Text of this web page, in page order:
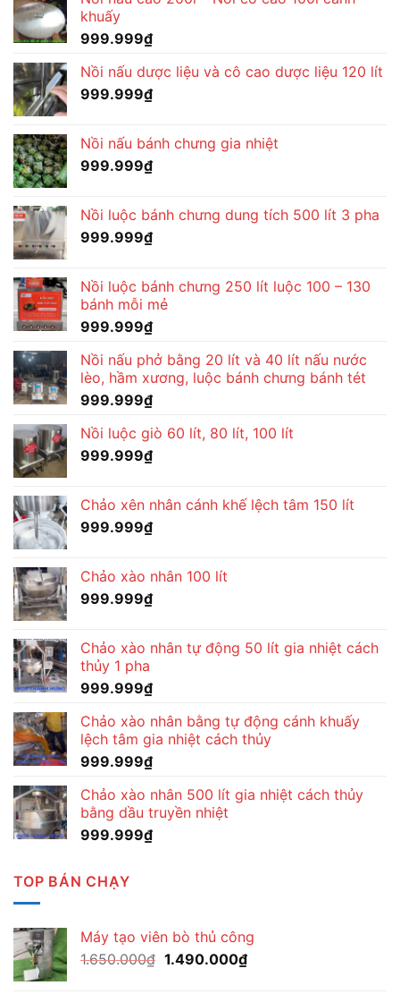
khuấy
999.999₫
Nồi nấu dược liệu và cô cao dược liệu 120 lít
999.999₫
Nồi nấu bánh chưng gia nhiệt
999.999₫
Nồi luộc bánh chưng dung tích 500 lít 3 pha
999.999₫
Nồi luộc bánh chưng 250 lít luộc 100 – 130
bánh mỗi mẻ
999.999₫
Nồi nấu phở bằng 20 lít và 40 lít nấu nước
lèo, hầm xương, luộc bánh chưng bánh tét
999.999₫
Nồi luộc giò 60 lít, 80 lít, 100 lít
999.999₫
Chảo xên nhân cánh khế lệch tâm 150 lít
999.999₫
Chảo xào nhân 100 lít
999.999₫
Chảo xào nhân tự động 50 lít gia nhiệt cách
thủy 1 pha
999.999₫
Chảo xào nhân bằng tự động cánh khuấy
lệch tâm gia nhiệt cách thủy
999.999₫
Chảo xào nhân 500 lít gia nhiệt cách thủy
bằng dầu truyền nhiệt
999.999₫
TOP BÁN CHẠY
Máy tạo viên bò thủ công
1.650.000₫ Giá
1.490.000₫Giá